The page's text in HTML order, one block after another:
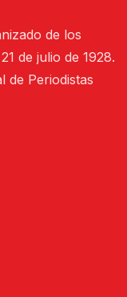
de los
de julio de 1928.
de Periodistas